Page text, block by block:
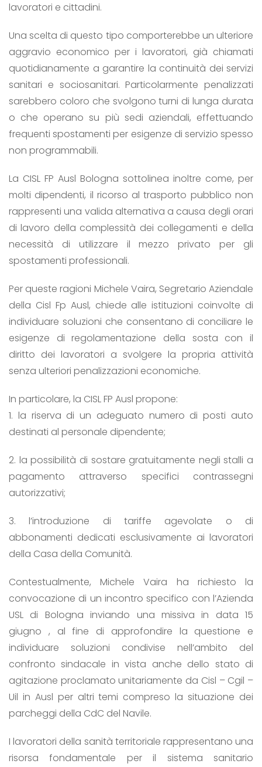
lavoratori e cittadini.
Una scelta di questo tipo comporterebbe un ulteriore
aggravio economico per i lavoratori, già chiamati
quotidianamente a garantire la continuità dei servizi
sanitari e sociosanitari. Particolarmente penalizzati
sarebbero coloro che svolgono turni di lunga durata
o che operano su più sedi aziendali, effettuando
frequenti spostamenti per esigenze di servizio spesso
non programmabili.
La CISL FP Ausl Bologna sottolinea inoltre come, per
molti dipendenti, il ricorso al trasporto pubblico non
rappresenti una valida alternativa a causa degli orari
di lavoro della complessità dei collegamenti e della
necessità di utilizzare il mezzo privato per gli
spostamenti professionali.
Per queste ragioni Michele Vaira, Segretario Aziendale
della Cisl Fp Ausl, chiede alle istituzioni coinvolte di
individuare soluzioni che consentano di conciliare le
esigenze di regolamentazione della sosta con il
diritto dei lavoratori a svolgere la propria attività
senza ulteriori penalizzazioni economiche.
In particolare, la CISL FP Ausl propone:
1. la riserva di un adeguato numero di posti auto
destinati al personale dipendente;
2. la possibilità di sostare gratuitamente negli stalli a
pagamento attraverso specifici contrassegni
autorizzativi;
3. l’introduzione di tariffe agevolate o di
abbonamenti dedicati esclusivamente ai lavoratori
della Casa della Comunità.
Contestualmente, Michele Vaira ha richiesto la
convocazione di un incontro specifico con l’Azienda
USL di Bologna inviando una missiva in data 15
giugno , al fine di approfondire la questione e
individuare soluzioni condivise nell’ambito del
confronto sindacale in vista anche dello stato di
agitazione proclamato unitariamente da Cisl – Cgil –
Uil in Ausl per altri temi compreso la situazione dei
parcheggi della CdC del Navile.
I lavoratori della sanità territoriale rappresentano una
risorsa fondamentale per il sistema sanitario